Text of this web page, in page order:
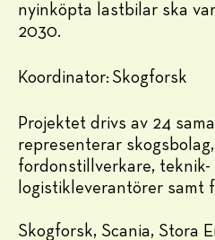
nyinköpta lastbilar ska
2030.
Koordinator: Skogforsk
Projektet drivs av 24
representerar
fordonstillverkare, teknik-
logistikleverantörer samt
Skogforsk, Scania, Stora